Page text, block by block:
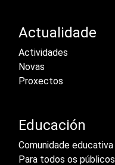
Actualidade
Actividades
Novas
Proxectos
Educación
Comunidade educativa
Para todos os públicos